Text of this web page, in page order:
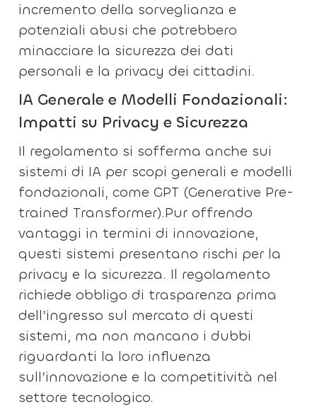
incremento della sorveglianza e
potenziali abusi che potrebbero
minacciare la sicurezza dei dati
personali e la privacy dei cittadini.
IA Generale e Modelli Fondazionali:
Impatti su Privacy e Sicurezza
Il regolamento si sofferma anche sui
sistemi di IA per scopi generali e modelli
fondazionali, come GPT (Generative Pre-
trained Transformer).Pur offrendo
vantaggi in termini di innovazione,
questi sistemi presentano rischi per la
privacy e la sicurezza. Il regolamento
richiede obbligo di trasparenza prima
dell’ingresso sul mercato di questi
sistemi, ma non mancano i dubbi
riguardanti la loro influenza
sull’innovazione e la competitività nel
settore tecnologico.